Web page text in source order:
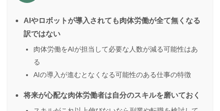
AIやロボットが導入されても肉体労働が全て無くなる
訳ではない
肉体労働をAIが担当して必要な人数が減る可能性はあ
る
AIの導入が進むとなくなる可能性のある仕事の特徴
将来が心配な肉体労働者は自分のスキルを磨いておく